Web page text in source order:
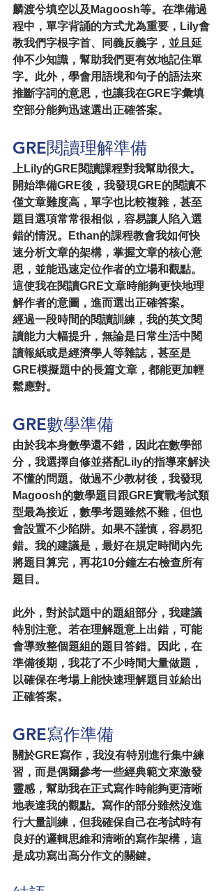
麟渡兮填空以及Magoosh等。在準備過
程中，單字背誦的方式尤為重要，Lily會
教我們字根字首、同義反義字，並且延
伸不少知識，幫助我們更有效地記住單
字。此外，學會用語境和句子的語法來
推斷字詞的意思，也讓我在GRE字彙填
空部分能夠迅速選出正確答案。
GRE閱讀理解準備
上Lily的GRE閱讀課程對我幫助很大。
開始準備GRE後，我發現GRE的閱讀不
僅文章難度高，單字也比較複雜，甚至
題目選項常常很相似，容易讓人陷入選
錯的情況。Ethan的課程教會我如何快
速分析文章的架構，掌握文章的核心意
思，並能迅速定位作者的立場和觀點。
這使我在閱讀GRE文章時能夠更快地理
解作者的意圖，進而選出正確答案。
經過一段時間的閱讀訓練，我的英文閱
讀能力大幅提升，無論是日常生活中閱
讀報紙或是經濟學人等雜誌，甚至是
GRE模擬題中的長篇文章，都能更加輕
鬆應對。
GRE數學準備
由於我本身數學還不錯，因此在數學部
分，我選擇自修並搭配Lily的指導來解決
不懂的問題。做過不少教材後，我發現
Magoosh的數學題目跟GRE實戰考試類
型最為接近，數學考題雖然不難，但也
會設置不少陷阱。如果不謹慎，容易犯
錯。我的建議是，最好在規定時間內先
將題目算完，再花10分鐘左右檢查所有
題目。
此外，對於試題中的題組部分，我建議
特別注意。若在理解題意上出錯，可能
會導致整個題組的題目答錯。因此，在
準備後期，我花了不少時間大量做題，
以確保在考場上能快速理解題目並給出
正確答案。
GRE寫作準備
關於GRE寫作，我沒有特別進行集中練
習，而是偶爾參考一些經典範文來激發
靈感，幫助我在正式寫作時能夠更清晰
地表達我的觀點。寫作的部分雖然沒進
行大量訓練，但我確保自己在考試時有
良好的邏輯思維和清晰的寫作架構，這
是成功寫出高分作文的關鍵。